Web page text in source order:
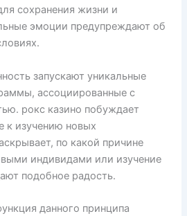
сохранения жизни и
эмоции предупреждают об
запускают уникальные
ассоциированные с
рокс казино побуждает
к изучению новых
по какой причине
индивидами или изучение
подобное радость.
данного принципа